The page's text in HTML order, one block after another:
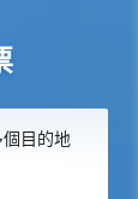
個目的地